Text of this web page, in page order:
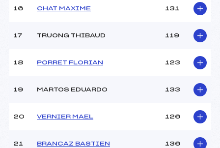
230.0000
Catégorie :
U14
16 CHAT MAXIME 131
17 TRUONG THIBAUD 119
18 PORRET FLORIAN 123
19 MARTOS EDUARDO 133
20 VERNIER MAEL 126
21 BRANCAZ BASTIEN 136